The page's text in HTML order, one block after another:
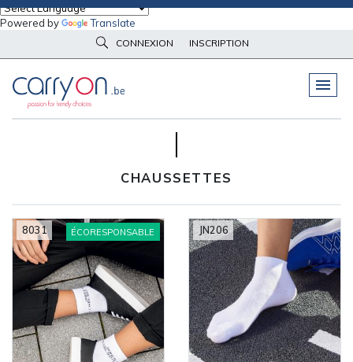
Powered by Translate
CONNEXION INSCRIPTION
PELUCHES & GOODIES
VÊTEMENTS
& BAGAGERIE
VÊTEMENTS
LINGE DEMAISON
NOUVEAUTÉS
ÉCORESPONSABLE
Vêtements d'image Chaussettes
VOTRE SÉLECTION : 13
GROUPE DE COULEURS
CHAUSSETTES
ÉCORESPONSABLE
8031 JN206